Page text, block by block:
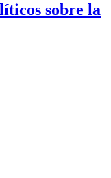
sobre la